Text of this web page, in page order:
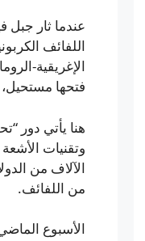
اللفائف
الإغريقية-
فتحها
وتقنيات
الآلاف من
من اللفائف.
الأسبوع